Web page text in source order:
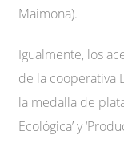
Maimona).
Igualmente, los
de la cooperativa
la medalla de
Ecológica’ y